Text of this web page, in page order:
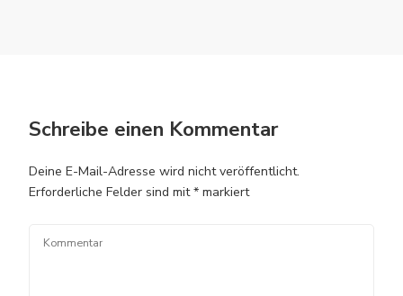
Schreibe einen Kommentar
Deine E-Mail-Adresse wird nicht veröffentlicht.
Erforderliche Felder sind mit* markiert